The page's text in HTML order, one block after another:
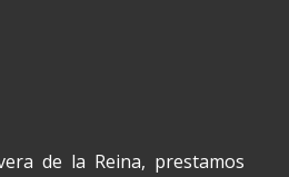
de la Reina, prestamos